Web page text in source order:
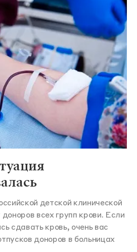
детской клинической
всех групп крови. Если
сдавать кровь, очень вас
доноров в больницах